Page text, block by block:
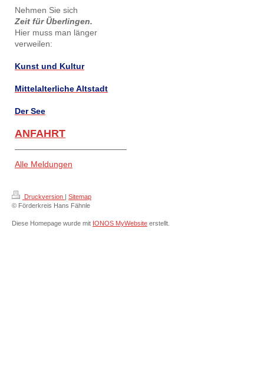
Nehmen Sie sich
Zeit für Überlingen.
Hier muss man länger
verweilen:
Kunst und Kultur
Mittelalterliche Altstadt
Der See
ANFAHRT
Alle Meldungen
Druckversion | Sitemap
© Förderkreis Hans Fähnle
Diese Homepage wurde mit IONOS MyWebsite erstellt.